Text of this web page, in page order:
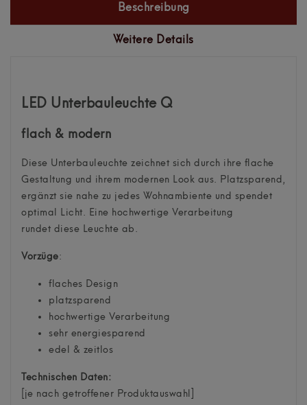
Beschreibung
Weitere Details
LED Unterbauleuchte Q
flach & modern
Diese Unterbauleuchte zeichnet sich durch ihre flache
Gestaltung und ihrem modernen Look aus. Platzsparend,
ergänzt sie nahe zu jedes Wohnambiente und spendet
optimal Licht. Eine hochwertige Verarbeitung
rundet diese Leuchte ab.
Vorzüge:
flaches Design
platzsparend
hochwertige Verarbeitung
sehr energiesparend
edel & zeitlos
Technischen Daten:
[je nach getroffener Produktauswahl]